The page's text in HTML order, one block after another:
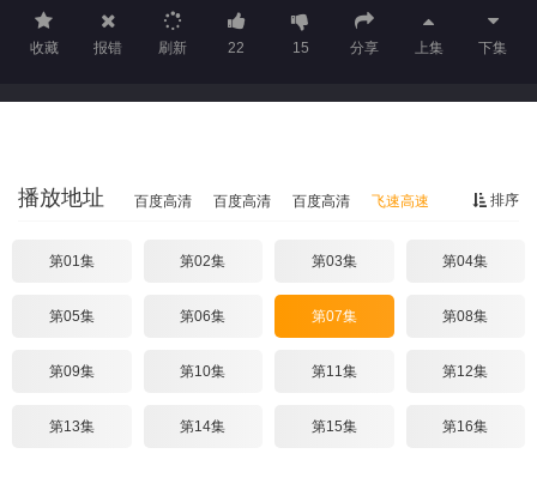
收藏 报错 刷新 22 15 分享 上集 下集
排序
播放地址 百度高清 百度高清 百度高清 飞速高速
第01集 第02集 第03集 第04集
第05集 第06集 第07集 第08集
第09集 第10集 第11集 第12集
第13集 第14集 第15集 第16集